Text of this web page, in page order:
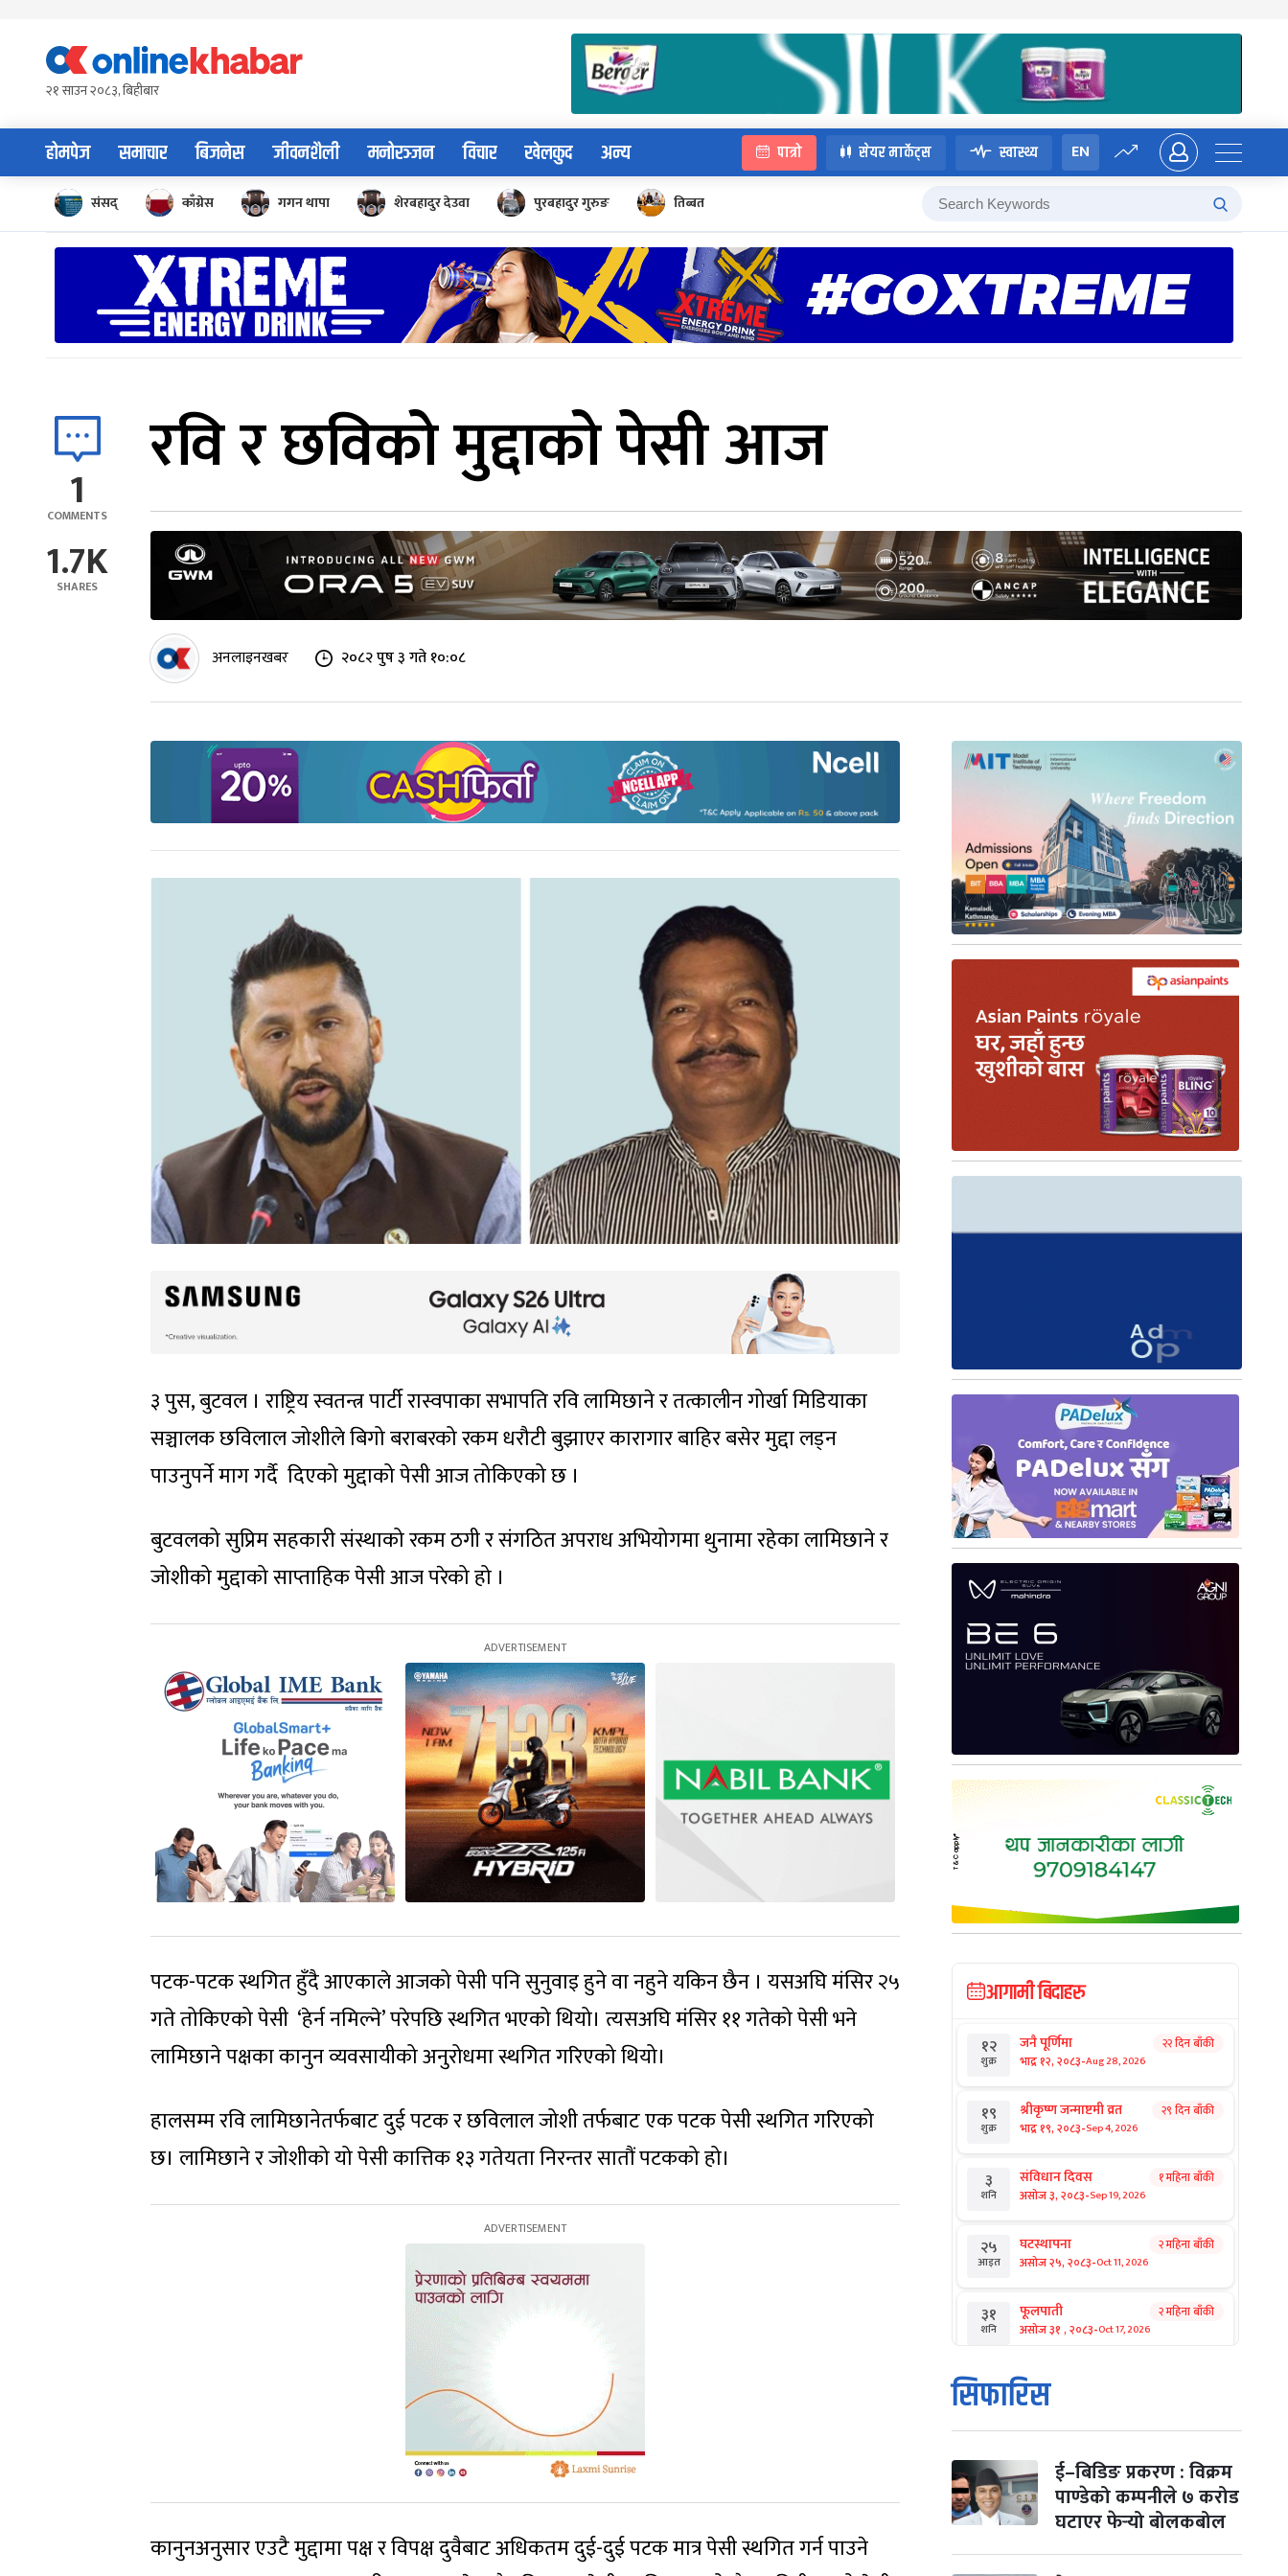
content२१ साउन २०८३, बिहीबार
होमपेज समाचार बिजनेस जीवनशैली मनोरञ्जन विचार खेलकुद अन्य पात्रो सेयर मार्केट्स स्वास्थ्य EN
संसद् काँग्रेस गगन थापा शेरबहादुर देउवा पुरबहादुर गुरुङ तिब्बत
1
COMMENTS
1.7K
SHARES
रवि र छविको मुद्दाको पेसी आज
अनलाइनखबर २०८२ पुष ३ गते १०:०८
३ पुस, बुटवल । राष्ट्रिय स्वतन्त्र पार्टी रास्वपाका सभापति रवि लामिछाने र तत्कालीन गोर्खा मिडियाका
सञ्चालक छविलाल जोशीले बिगो बराबरको रकम धरौटी बुझाएर कारागार बाहिर बसेर मुद्दा लड्न
पाउनुपर्ने माग गर्दै दिएको मुद्दाको पेसी आज तोकिएको छ ।
बुटवलको सुप्रिम सहकारी संस्थाको रकम ठगी र संगठित अपराध अभियोगमा थुनामा रहेका लामिछाने र
जोशीको मुद्दाको साप्ताहिक पेसी आज परेको हो ।
पटक-पटक स्थगित हुँदै आएकाले आजको पेसी पनि सुनुवाइ हुने वा नहुने यकिन छैन । यसअघि मंसिर २५
गते तोकिएको पेसी ‘हेर्न नमिल्ने’ परेपछि स्थगित भएको थियो। त्यसअघि मंसिर ११ गतेको पेसी भने
लामिछाने पक्षका कानुन व्यवसायीको अनुरोधमा स्थगित गरिएको थियो।
हालसम्म रवि लामिछानेतर्फबाट दुई पटक र छविलाल जोशी तर्फबाट एक पटक पेसी स्थगित गरिएको
छ। लामिछाने र जोशीको यो पेसी कात्तिक १३ गतेयता निरन्तर सातौं पटकको हो।
कानुनअनुसार एउटै मुद्दामा पक्ष र विपक्ष दुवैबाट अधिकतम दुई-दुई पटक मात्र पेसी स्थगित गर्न पाउने
आगामी बिदाहरु
१२
शुक्र
जनै पूर्णिमा
भाद्र १२, २०८३-Aug 28, 2026
२२ दिन बाँकी
१९
शुक्र
श्रीकृष्ण जन्माष्टमी व्रत
भाद्र १९, २०८३-Sep 4, 2026
२९ दिन बाँकी
३
शनि
संविधान दिवस
असोज ३, २०८३-Sep 19, 2026
१ महिना बाँकी
२५
आइत
घटस्थापना
असोज २५, २०८३-Oct 11, 2026
२ महिना बाँकी
३१
शनि
फूलपाती
असोज ३१ , २०८३-Oct 17, 2026
२ महिना बाँकी
१
आइत
कार्तिक सङ्क्रान्ति
कार्तिक १, २०८३
मंगल कार्तिक ३, २०८३-Oct 20, 2026
४ विजयादशमी
कार्तिक ४, २०८३-Oct 21, 2026
२ महिना बाँकी
सिफारिस
ई–बिडिङ प्रकरण : विक्रम
पाण्डेको कम्पनीले ७ करोड
घटाएर फेर्‍यो बोलकबोल